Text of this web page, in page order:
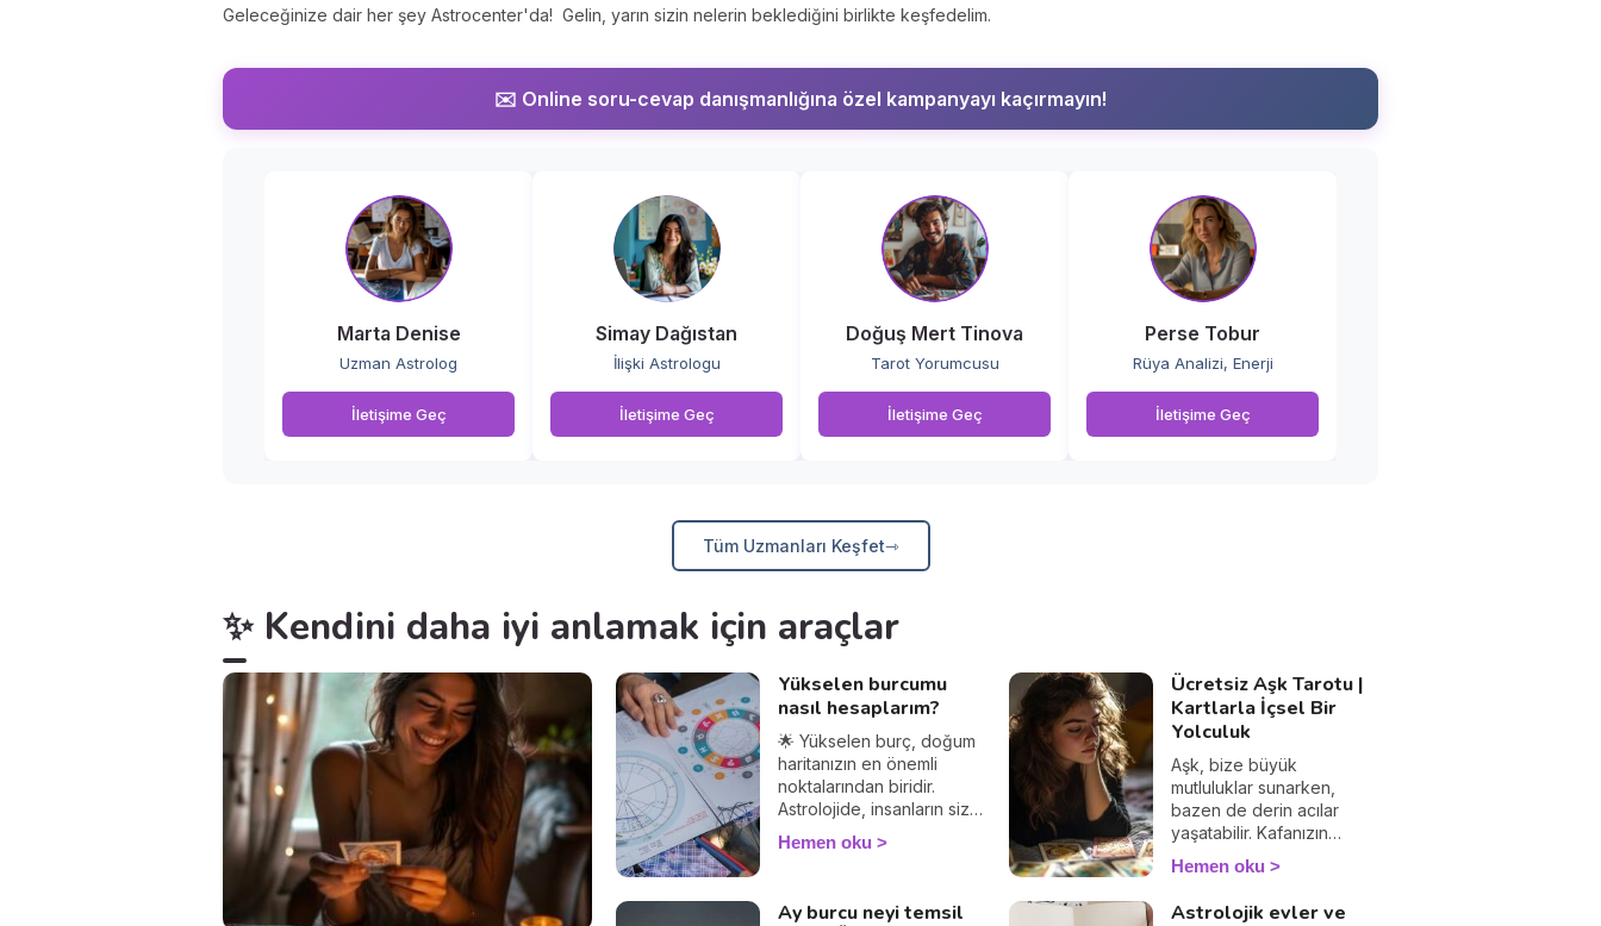
Geleceğinize dair her şey Astrocenter'da! Gelin, yarın sizin nelerin beklediğini birlikte keşfedelim.
✉️ Online soru-cevap danışmanlığına özel kampanyayı kaçırmayın!
Marta Denise
Uzman Astrolog
İletişime Geç
Simay Dağıstan
İlişki Astrologu
İletişime Geç
Doğuş Mert Tinova
Tarot Yorumcusu
İletişime Geç
Perse Tobur
Rüya Analizi, Enerji
İletişime Geç
Tüm Uzmanları Keşfet
✨ Kendini daha iyi anlamak için araçlar
Yükselen burcumu
nasıl hesaplarım?
🌟 Yükselen burç, doğum
haritanızın en önemli
noktalarından biridir.
Astrolojide, insanların sizi
nasıl gördüğünü ve
diğerleriyle olan
öğrenerek, Güneş
Hemen oku
Ücretsiz Aşk Tarotu |
Kartlarla İçsel Bir
Yolculuk
Aşk, bize büyük
mutluluklar sunarken,
bazen de derin acılar
yaşatabilir. Kafanızın
içinde sıkça aşktan ve
hayatınızdan
Hemen oku
Ay burcu neyi temsil
Astrolojik evler ve